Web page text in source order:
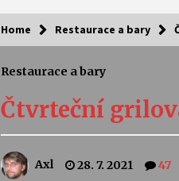
Kam za kulturou?
Camerata a
4. 8. 2026
Pozvánka na
Quijotova
Home Restaurace a bary
Restaurace a bary
Čtvrteční
Axl 28. 7. 2021 47